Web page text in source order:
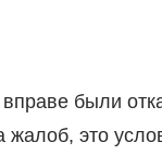
были
жалоб, это